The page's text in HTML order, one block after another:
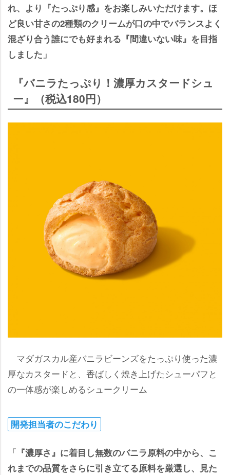
れ、より『たっぷり感』をお楽しみいただけます。ほ
ど良い甘さの2種類のクリームが口の中でバランスよく
混ざり合う誰にでも好まれる『間違いない味』を目指
しました」
『バニラたっぷり！濃厚カスタードシュ
ー』（税込180円）
マダガスカル産バニラビーンズをたっぷり使った濃
厚なカスタードと、香ばしく焼き上げたシューパフと
の一体感が楽しめるシュークリーム
開発担当者のこだわり
「『濃厚さ』に着目し無数のバニラ原料の中から、こ
れまでの品質をさらに引き立てる原料を厳選し、見た